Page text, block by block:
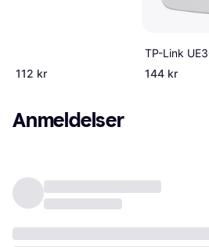
112 kr
TP-Link
144 kr
Anmeldelser